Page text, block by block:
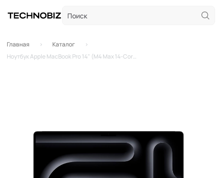
Главная
Каталог
Ноутбук Apple MacBook Pro 14" (M4 Max 14-Core, GPU 32-Core, 36GB, 4TB) Space BLack (кастомный)